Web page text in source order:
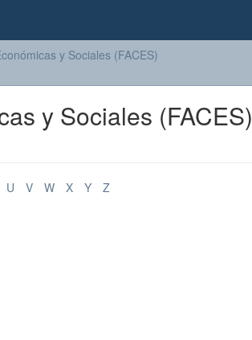
y Sociales (FACES)
y Sociales (FACES)
U V W X Y Z